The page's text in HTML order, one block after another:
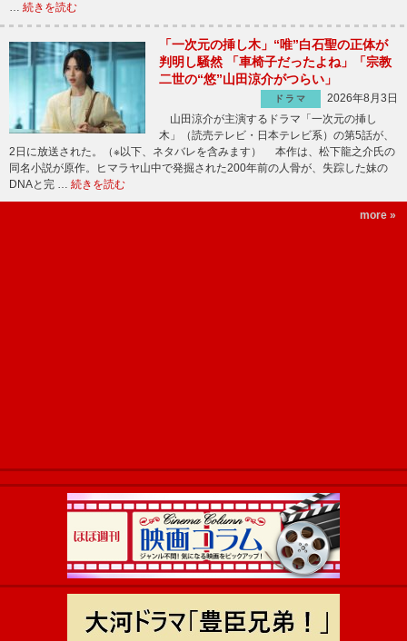
… 続きを読む
「一次元の挿し木」“唯”白石聖の正体が
判明し騒然 「車椅子だったよね」「宗教
二世の“悠”山田涼介がつらい」
ドラマ
2026年8月3日
山田涼介が主演するドラマ「一次元の挿し
木」（読売テレビ・日本テレビ系）の第5話が、
2日に放送された。（※以下、ネタバレを含みます） 本作は、松下龍之介氏の
同名小説が原作。ヒマラヤ山中で発掘された200年前の人骨が、失踪した妹の
DNAと完 … 続きを読む
more »